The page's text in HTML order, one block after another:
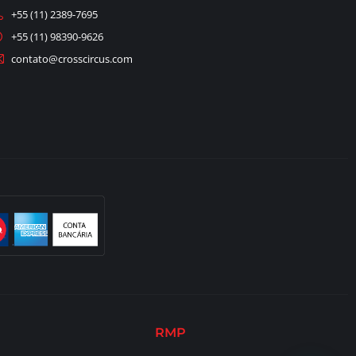
+55 (11) 2389-7695
+55 (11) 98390-9626
contato@crosscircus.com
RMP